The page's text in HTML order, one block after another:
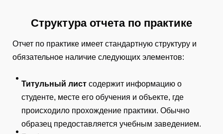
Структура отчета по практике
Отчет по практике имеет стандартную структуру и
обязательное наличие следующих элементов:
Титульный лист содержит информацию о
студенте, месте его обучения и объекте, где
происходило прохождение практики. Обычно
образец предоставляется учебным заведением.